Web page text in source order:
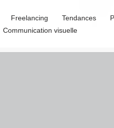
Freelancing Tendances
Communication visuelle